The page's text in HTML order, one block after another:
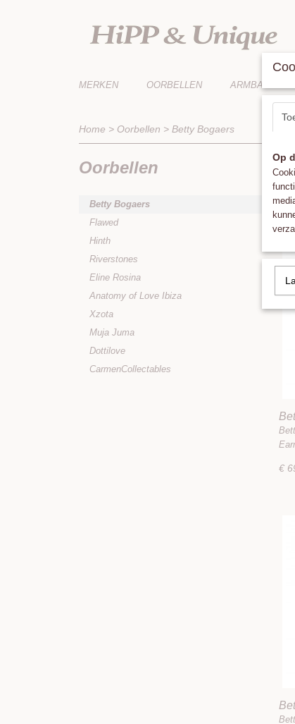
MERKEN OORBELLEN ARMBANDEN
Home > Oorbellen > Betty Bogaers
Oorbellen
Betty Bogaers
Flawed
Hinth
Riverstones
Eline Rosina
Anatomy of Love Ibiza
Xzota
Muja Juma
Dottilove
CarmenCollectables
€
Op